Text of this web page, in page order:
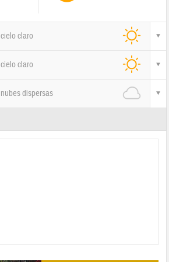
cielo claro
cielo claro
nubes dispersas